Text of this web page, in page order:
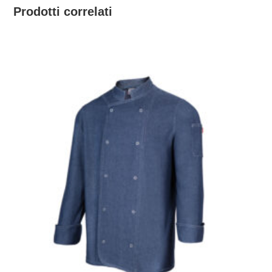
Prodotti correlati